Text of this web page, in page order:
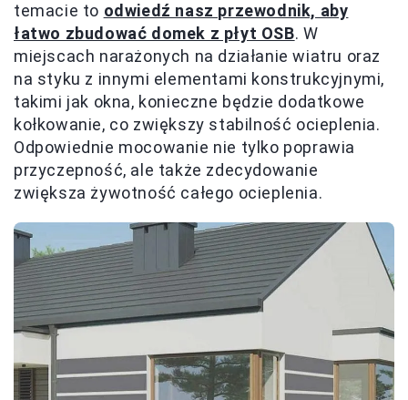
temacie to odwiedź nasz przewodnik, aby
łatwo zbudować domek z płyt OSB. W
miejscach narażonych na działanie wiatru oraz
na styku z innymi elementami konstrukcyjnymi,
takimi jak okna, konieczne będzie dodatkowe
kołkowanie, co zwiększy stabilność ocieplenia.
Odpowiednie mocowanie nie tylko poprawia
przyczepność, ale także zdecydowanie
zwiększa żywotność całego ocieplenia.